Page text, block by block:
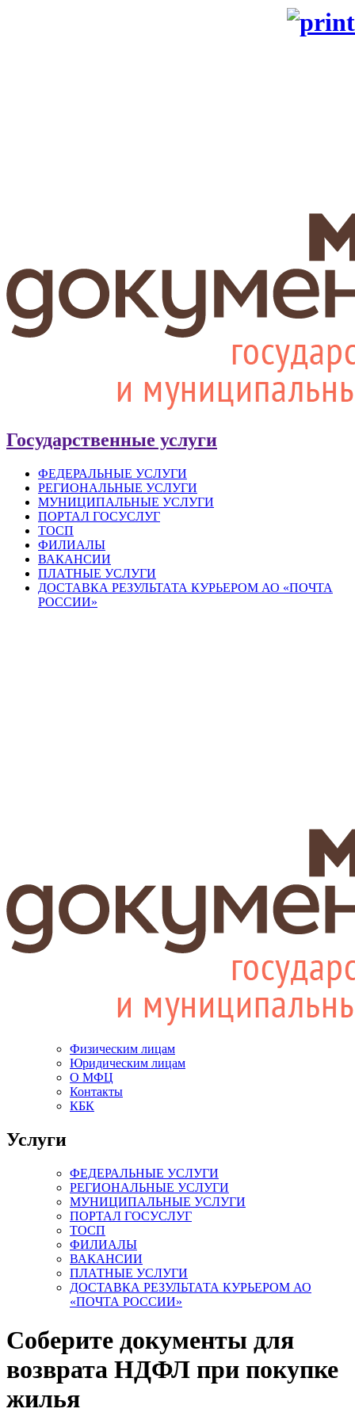
Государственные услуги
ФЕДЕРАЛЬНЫЕ УСЛУГИ
РЕГИОНАЛЬНЫЕ УСЛУГИ
МУНИЦИПАЛЬНЫЕ УСЛУГИ
ПОРТАЛ ГОСУСЛУГ
ТОСП
ФИЛИАЛЫ
ВАКАНСИИ
ПЛАТНЫЕ УСЛУГИ
ДОСТАВКА РЕЗУЛЬТАТА КУРЬЕРОМ АО «ПОЧТА
РОССИИ»
Физическим лицам
Юридическим лицам
О МФЦ
Контакты
КБК
Услуги
ФЕДЕРАЛЬНЫЕ УСЛУГИ
РЕГИОНАЛЬНЫЕ УСЛУГИ
МУНИЦИПАЛЬНЫЕ УСЛУГИ
ПОРТАЛ ГОСУСЛУГ
ТОСП
ФИЛИАЛЫ
ВАКАНСИИ
ПЛАТНЫЕ УСЛУГИ
ДОСТАВКА РЕЗУЛЬТАТА КУРЬЕРОМ АО
«ПОЧТА РОССИИ»
Соберите документы для
возврата НДФЛ при покупке
жилья